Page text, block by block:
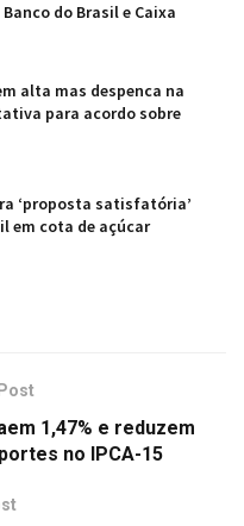
do Brasil e Caixa
alta mas despenca na
para acordo sobre
‘proposta satisfatória’
em cota de açúcar
1,47% e reduzem
no IPCA-15